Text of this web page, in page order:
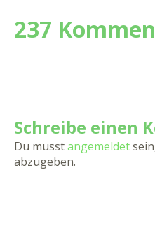
237
Schreibe einen
Du musstangemeldet
abzugeben.